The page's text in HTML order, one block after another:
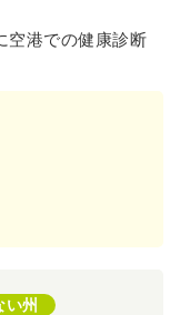
空港での健康診断
い州